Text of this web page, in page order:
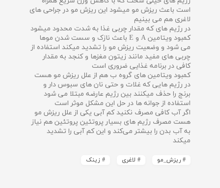
است باعث ریزش مو میشود این ریزش مو در جراحی های
لاغری هم می بینیم
در رژیم های که مقدار چربی غذا به شدت محدود میشود
کمبود ویتامین A و E باعث نازک و سست شدن موها
می شود و وضعیت ریزش مو را تشدید میکند استفاده از
چربی های مفید مانند زیتون مغزها و کنجد به مقدار
کافی در برنامه غذایی ضروری است
کمبود ویتامین های گروه ب هم از علل ریزش مو هست
در رژیم هایی که غلات و حتی نان های سبوس دار و
برنج را حذف میکنند بین رژیم عارضه مبتلا می شود
استفاده از جوانه ها در حل این مشکل موثر است
اگر آب کافی مصرف نکنید کم آبی یکی از علل ریزش مو
هست مصرف رژیم های بسیار پروتئین پروتئین هم نیاز
به آب بدن را بیشتر می‌کند و این کم آبی را تشدید
میکند
# ریزش_مو # لاغری # زینک